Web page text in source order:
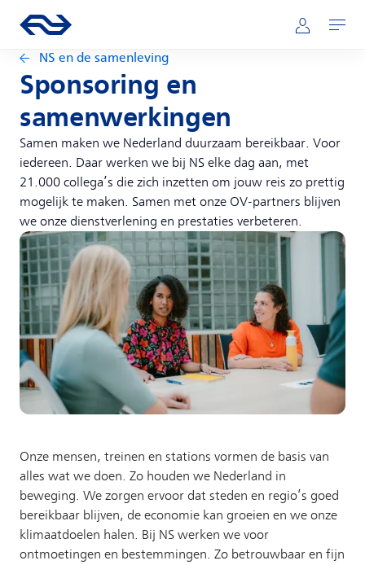
Hoofdnavigatie
Ga naar de homepage van ns.nl Mijn NS
Openen
NS en de samenleving
Sponsoring en
samenwerkingen
Samen maken we Nederland duurzaam bereikbaar. Voor
iedereen. Daar werken we bij NS elke dag aan, met
21.000 collega’s die zich inzetten om jouw reis zo prettig
mogelijk te maken. Samen met onze OV-partners blijven
we onze dienstverlening en prestaties verbeteren.